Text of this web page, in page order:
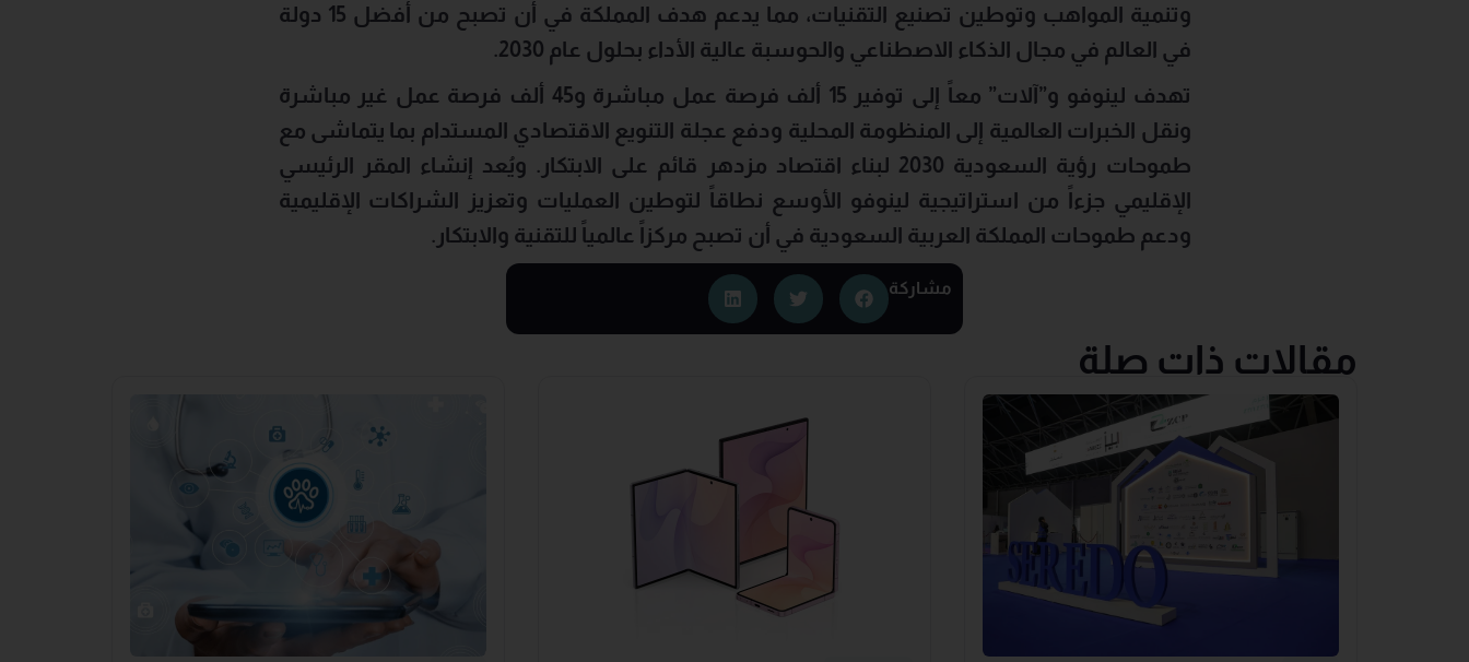
وتنمية المواهب وتوطين تصنيع التقنيات، مما يدعم هدف المملكة في أن تصبح من أفضل 15 دولة
في العالم في مجال الذكاء الاصطناعي والحوسبة عالية الأداء بحلول عام 2030
.
تهدف لينوفو و”آلات” معاً إلى توفير 15 ألف فرصة عمل مباشرة و45 ألف فرصة عمل غير مباشرة
ونقل الخبرات العالمية إلى المنظومة المحلية ودفع عجلة التنويع الاقتصادي المستدام بما يتماشى مع
طموحات رؤية السعودية 2030 لبناء اقتصاد مزدهر قائم على الابتكار. ويُعد إنشاء المقر الرئيسي
الإقليمي جزءاً من استراتيجية لينوفو الأوسع نطاقاً لتوطين العمليات وتعزيز الشراكات الإقليمية
ودعم طموحات المملكة العربية السعودية في أن تصبح مركزاً عالمياً للتقنية والابتكار.
مشاركة
مقالات ذات صلة